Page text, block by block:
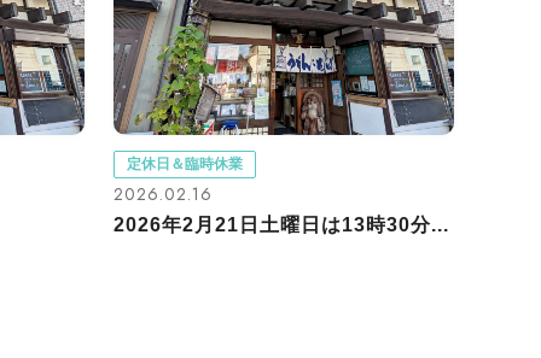
定休日＆臨時休業
2026.02.16
2026年2月21日土曜日は13時30分...